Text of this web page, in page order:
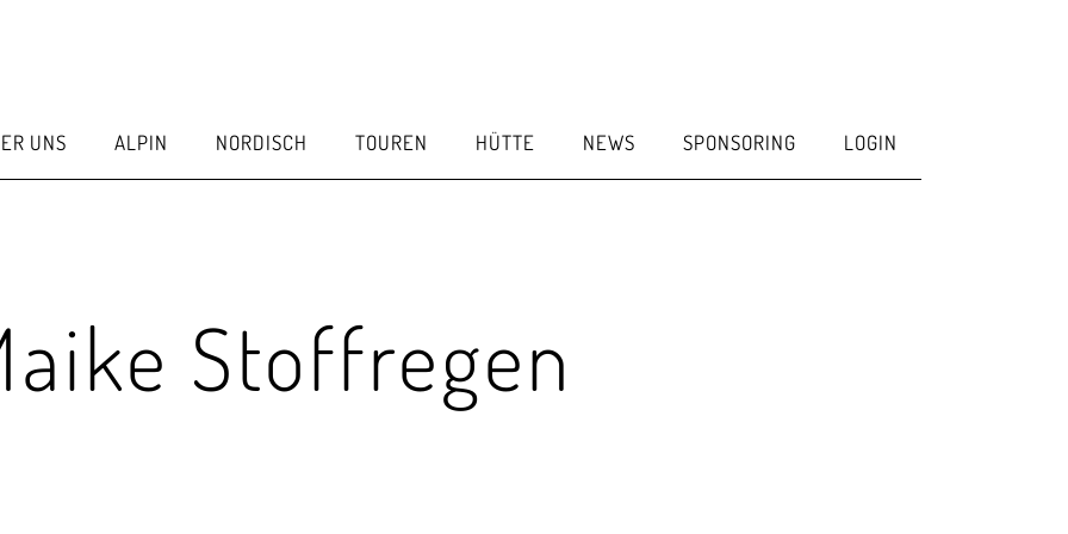
UNS ALPIN NORDISCH TOUREN HÜTTE NEWS SPONSORING LOGIN
Stoffregen